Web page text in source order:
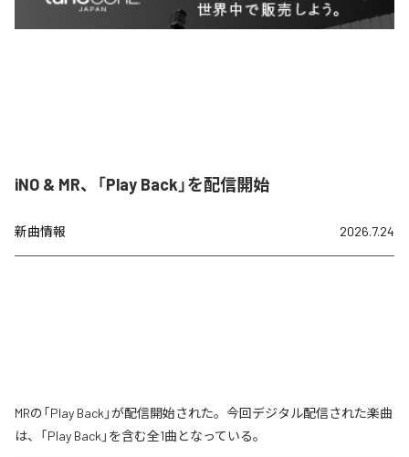
iNO & MR、「Play Back」を配信開始
新曲情報 2026.7.24
MRの「Play Back」が配信開始された。今回デジタル配信された楽曲
は、「Play Back」を含む全1曲となっている。